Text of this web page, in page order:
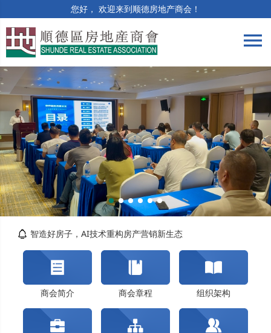
您好， 欢迎来到顺德房地产商会！
menu
筑牢合规防线 | 竣工验收与保修阶段法律风险...
精准解读提质效 | 房土两税专题培训顺利举办
智造好房子，AI技术重构房产营销新生态
关于交纳2026年度会费的通知
转发佛山市自然资源局顺德分局关于对《佛山市...
佛山市顺德区住房城乡建设和水务局关于开展202...
关于交纳2024年度会费的通知
商会简介 商会章程 组织架构